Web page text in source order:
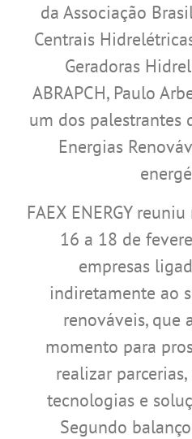
da Associação
Centrais
Geradoras
ABRAPCH, Paulo
um dos palestrantes
Energias
FAEX ENERGY
16 a 18 de
empresas
indiretamente ao
renováveis, que
momento para
realizar
tecnologias e
Segundo